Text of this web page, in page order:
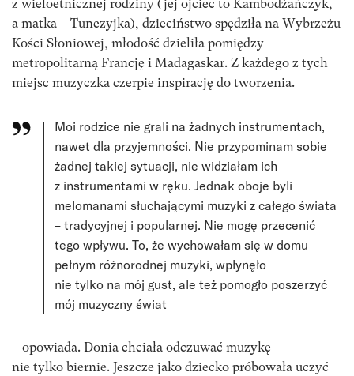
z wieloetnicznej rodziny (jej ojciec to Kambodżańczyk,
a matka – Tunezyjka), dzieciństwo spędziła na Wybrzeżu
Kości Słoniowej, młodość dzieliła pomiędzy
metropolitarną Francję i Madagaskar. Z każdego z tych
miejsc muzyczka czerpie inspirację do tworzenia.
Moi rodzice nie grali na żadnych instrumentach,
nawet dla przyjemności. Nie przypominam sobie
żadnej takiej sytuacji, nie widziałam ich
z instrumentami w ręku. Jednak oboje byli
melomanami słuchającymi muzyki z całego świata
– tradycyjnej i popularnej. Nie mogę przecenić
tego wpływu. To, że wychowałam się w domu
pełnym różnorodnej muzyki, wpłynęło
nie tylko na mój gust, ale też pomogło poszerzyć
mój muzyczny świat
– opowiada. Donia chciała odczuwać muzykę
nie tylko biernie. Jeszcze jako dziecko próbowała uczyć